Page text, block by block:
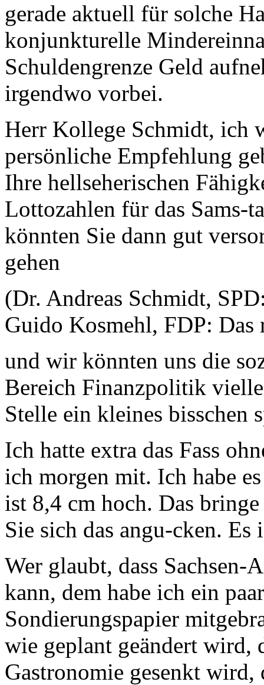
gerade aktuell für solche
konjunkturelle
Schuldengrenze Geld
irgendwo vorbei.
Herr Kollege Schmidt, ich
persönliche Empfehlung
Ihre hellseherischen
Lottozahlen für das Sams-
könnten Sie dann gut
gehen
(Dr. Andreas Schmidt,
Guido Kosmehl, FDP:
und wir könnten uns die
Bereich Finanzpolitik
Stelle ein kleines bisschen
Ich hatte extra das Fass
ich morgen mit. Ich habe
ist 8,4 cm hoch. Das
Sie sich das angu-cken. Es
Wer glaubt, dass
kann, dem habe ich ein
Sondierungspapier
wie geplant geändert wird,
Gastronomie gesenkt